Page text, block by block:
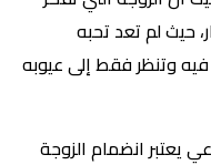
حيث لم تعد تحبه
وتنظر فقط إلى عيوبه
يعتبر انضمام الزوجة